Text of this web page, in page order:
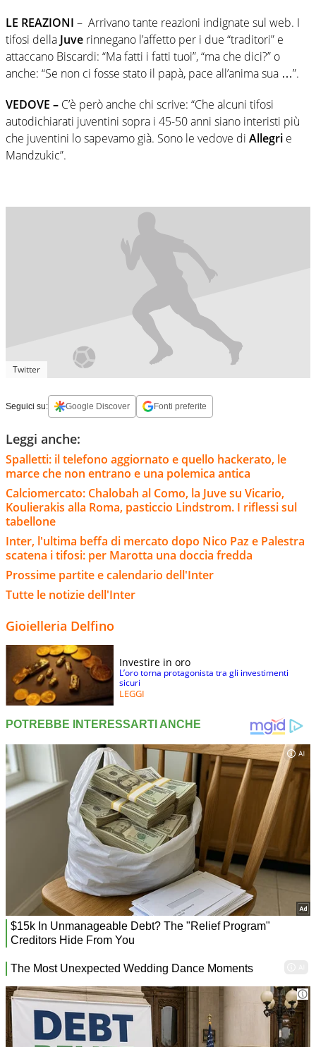
LE REAZIONI – Arrivano tante reazioni indignate sul web. I
tifosi della Juve rinnegano l’affetto per i due “traditori” e
attaccano Biscardi: “Ma fatti i fatti tuoi”, “ma che dici?” o
anche: “Se non ci fosse stato il papà, pace all’anima sua …”.
VEDOVE – C’è però anche chi scrive: “Che alcuni tifosi
autodichiarati juventini sopra i 45-50 anni siano interisti più
che juventini lo sapevamo già. Sono le vedove di Allegri e
Mandzukic”.
Twitter
Seguici su: Google Discover Fonti preferite
Leggi anche:
Spalletti: il telefono aggiornato e quello hackerato, le
marce che non entrano e una polemica antica
Calciomercato: Chalobah al Como, la Juve su Vicario,
Koulierakis alla Roma, pasticcio Lindstrom. I riflessi sul
tabellone
Inter, l'ultima beffa di mercato dopo Nico Paz e Palestra
scatena i tifosi: per Marotta una doccia fredda
Prossime partite e calendario dell'Inter
Tutte le notizie dell'Inter
Gioielleria Delfino
Investire in oro
L’oro torna protagonista tra gli investimenti
sicuri
LEGGI